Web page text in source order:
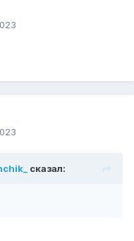
сказал: